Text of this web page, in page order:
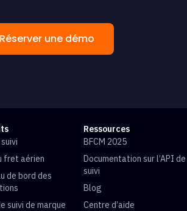
Réserver une démo
fret aérien
de bord des
suivi de marque
Ressources
BFCM 2025
Documentation sur l’API de
suivi
Blog
Centre d’aide